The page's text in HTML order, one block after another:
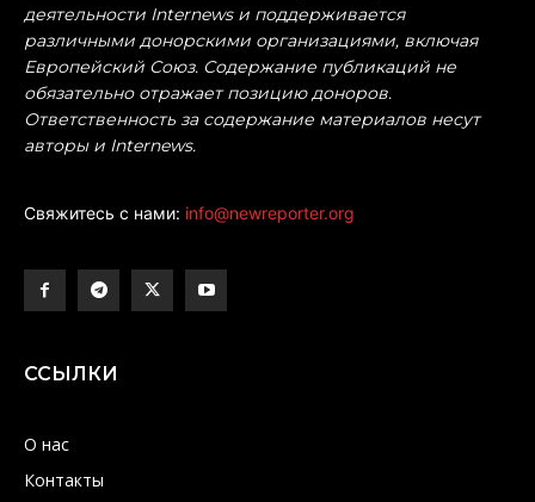
деятельности Internews и поддерживается
различными донорскими организациями, включая
Европейский Союз. Содержание публикаций не
обязательно отражает позицию доноров.
Ответственность за содержание материалов несут
авторы и Internews.
Свяжитесь с нами: info@newreporter.org
ССЫЛКИ
О нас
Контакты